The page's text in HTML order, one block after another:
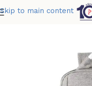
Skip to main content